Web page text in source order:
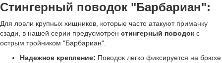
Стингерный поводок "Барбариан":
Для ловли крупных хищников, которые часто атакуют приманку
сзади, в нашей серии предусмотрен стингерный поводок с
острым тройником "Барбариан".
Надежное крепление: Поводок легко фиксируется на брюхе